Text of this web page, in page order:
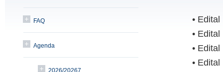
FAQ
Agenda
2026/20267
•
•
•
•